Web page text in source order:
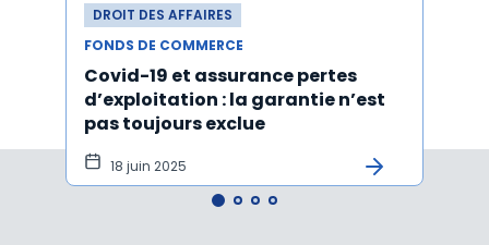
DROIT DES AFFAIRES
FONDS DE COMMERCE
Covid-19 et assurance pertes
d’exploitation : la garantie n’est
pas toujours exclue
18 juin 2025
tôt